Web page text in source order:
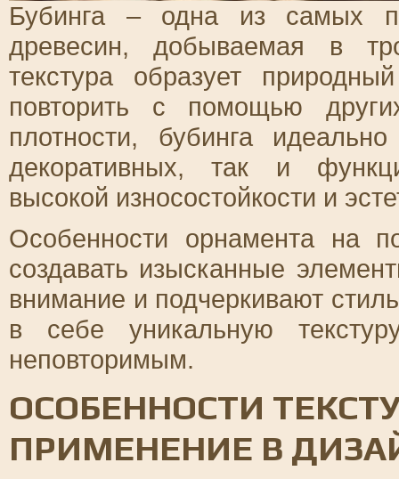
Бубинга – одна из самых
древесин, добываемая в
текстура образует
повторить с помощью
плотности, бубинга
декоративных, так и
высокой износостойкости и
Особенности орнамента на
создавать изысканные
внимание и подчеркивают
в себе уникальную
неповторимым.
ОСОБЕННОСТИ
ПРИМЕНЕНИЕ В